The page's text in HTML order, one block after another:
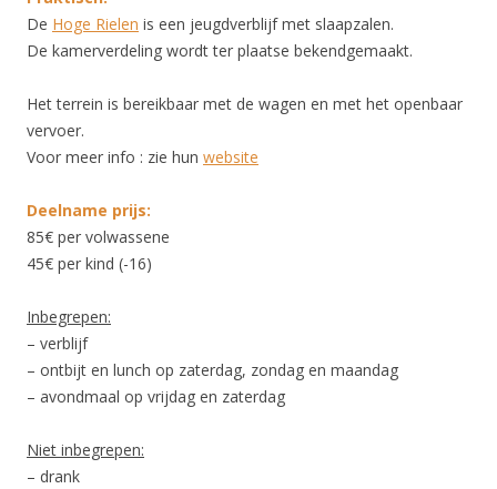
De Hoge Rielen is een jeugdverblijf met slaapzalen.
De kamerverdeling wordt ter plaatse bekendgemaakt.
Het terrein is bereikbaar met de wagen en met het openbaar
vervoer.
Voor meer info : zie hun website
Deelname prijs:
85€ per volwassene
45€ per kind (-16)
Inbegrepen:
– verblijf
– ontbijt en lunch op zaterdag, zondag en maandag
– avondmaal op vrijdag en zaterdag
Niet inbegrepen:
– drank